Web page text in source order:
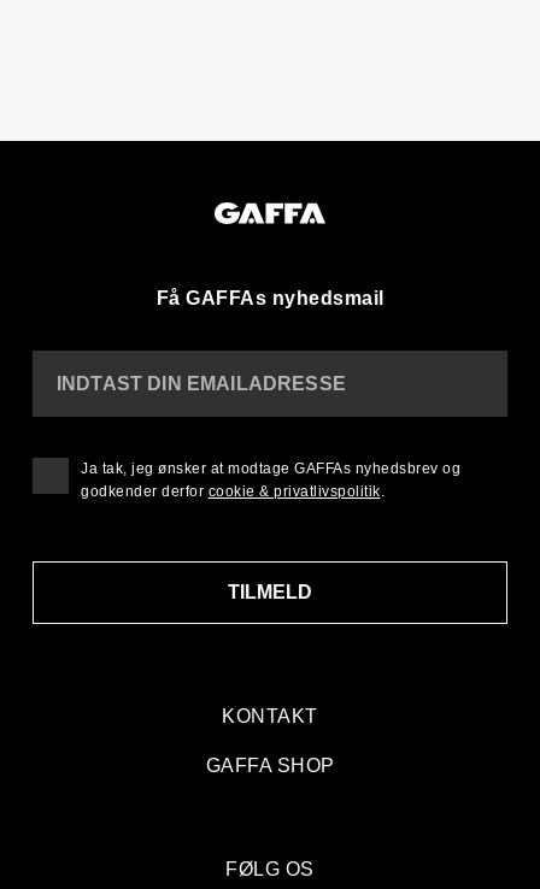
Få GAFFAs nyhedsmail
KONTAKT
GAFFA SHOP
INDTAST DIN EMAILADRESSE
TILMELD
Ja tak, jeg ønsker at modtage GAFFAs nyhedsbrev og
godkender derfor cookie & privatlivspolitik.
FØLG OS